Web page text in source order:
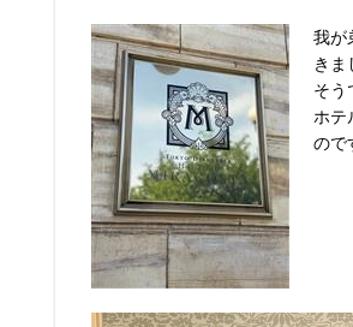
我が
きま
そう
ホテ
ので